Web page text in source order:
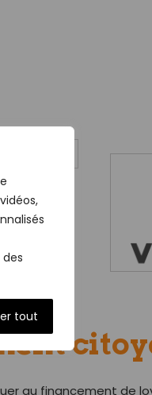
tout
au financement de